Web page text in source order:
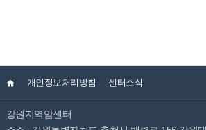
개인정보처리방침 센터소식
강원지역암센터